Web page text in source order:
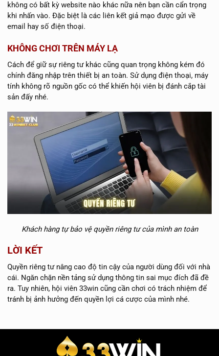
không có bất kỳ website nào khác nữa nên bạn cần cẩn trọng
khi nhấn vào. Đặc biệt là các liên kết giả mạo được gửi về
email hay số điện thoại.
KHÔNG CHƠI TRÊN MÁY LẠ
Cách để giữ sự riêng tư khác cũng quan trọng không kém đó
chính đăng nhập trên thiết bị an toàn. Sử dụng điện thoại, máy
tính không rõ nguồn gốc có thể khiến hội viên bị đánh cắp tài
sản đấy nhé.
Khách hàng tự bảo vệ quyền riêng tư của mình an toàn
LỜI KẾT
Quyền riêng tư nâng cao độ tin cậy của người dùng đối với nhà
cái. Ngăn chặn nền tảng sử dụng thông tin sai mục đích đã đề
ra. Tuy nhiên, hội viên 33win cũng cần chơi có trách nhiệm để
tránh bị ảnh hưởng đến quyền lợi cá cược của mình nhé.